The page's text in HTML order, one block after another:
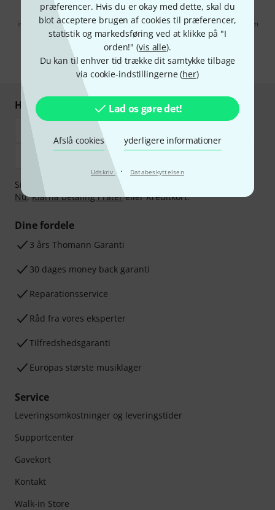
præferencer. Hvis du er okay med dette, skal du
blot acceptere brugen af cookies til præferencer,
statistik og markedsføring ved at klikke på "I
orden!" (vis alle).
Du kan til enhver tid trække dit samtykke tilbage
via cookie-indstillingerne (her)
Lad os gøre det!
Afslå cookies yderligere informationer
Udskriv · Databeskyttelsen
Når jeg klikker på "Tilmeld dig nu", erklærer jeg mig samtidig
indforstået med at modtage e-mail-reklame. Dette tilsagn kan når som
helst trækkes tilbage. Find yderligere informationer i vores
informationer om databeskyttelse
* Obligatorisk felt
Handl og betal sikkert
Sikker betaling med Bankoverførsel, PayPal,
Nu,Klarna betaling i ratereller Kreditkort.
Dine fordele
3 års Thomann Garanti
30 dages money back garanti
Reparationsservice
Råd fra vores eksperter
Tilfredshedsgaranti
Europas største musiklager
Service
Leveringsomkostninger og leveringstider
Supportcenter
Gavekort
Kontakt
Walk-in Store